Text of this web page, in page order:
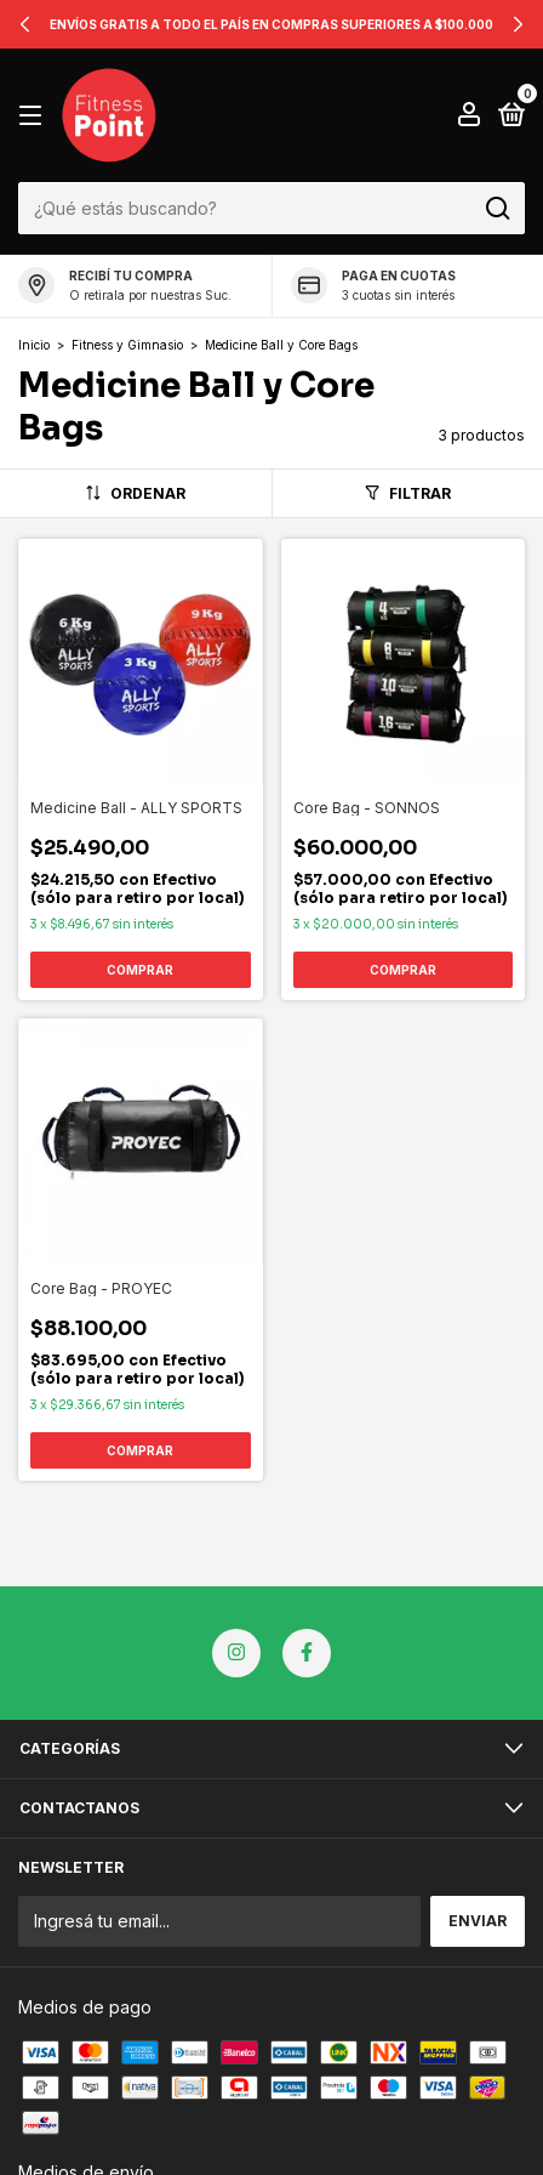
ENVÍOS GRATIS A TODO EL PAÍS EN COMPRAS SUPERIORES A $100.000
0
RECIBÍ TU COMPRA
O retirala por nuestras Suc.
PAGA EN CUOTAS
3 cuotas sin interés
Inicio > Fitness y Gimnasio > Medicine Ball y Core Bags
Medicine Ball y Core
Bags
3 productos
ORDENAR FILTRAR
Medicine Ball - ALLY SPORTS
$25.490,00
$24.215,50 con Efectivo
(sólo para retiro por local)
3 x $8.496,67 sin interés
COMPRAR
Core Bag - SONNOS
$60.000,00
$57.000,00 con Efectivo
(sólo para retiro por local)
3 x $20.000,00 sin interés
COMPRAR
Core Bag - PROYEC
$88.100,00
$83.695,00 con Efectivo
(sólo para retiro por local)
3 x $29.366,67 sin interés
COMPRAR
CATEGORÍAS
CONTACTANOS
NEWSLETTER
Medios de pago